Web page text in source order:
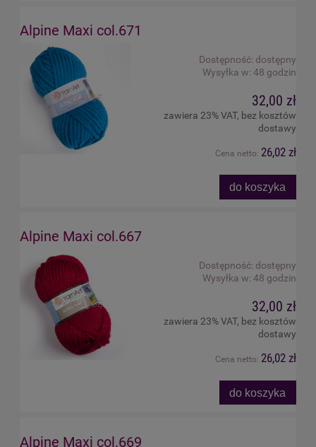
Alpine Maxi col.671
Dostępność: dostępny
Wysyłka w: 48 godzin
32,00 zł
zawiera 23% VAT, bez kosztów
dostawy
Cena netto: 26,02 zł
do koszyka
Alpine Maxi col.667
Dostępność: dostępny
Wysyłka w: 48 godzin
32,00 zł
zawiera 23% VAT, bez kosztów
dostawy
Cena netto: 26,02 zł
do koszyka
Alpine Maxi col.669